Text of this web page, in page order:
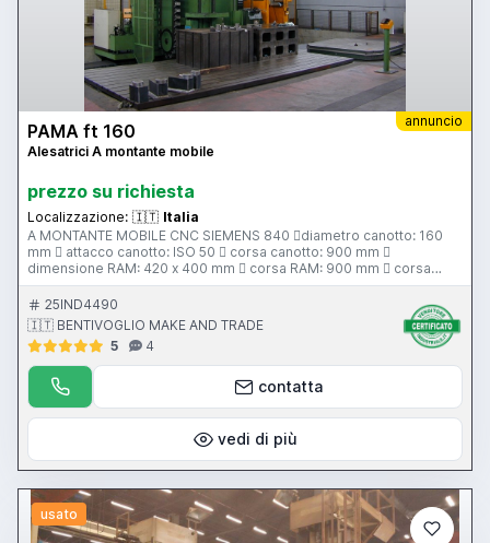
annuncio
PAMA ft 160
Alesatrici A montante mobile
prezzo su richiesta
Localizzazione: 🇮🇹 Italia
A MONTANTE MOBILE CNC SIEMENS 840 diametro canotto: 160
mm  attacco canotto: ISO 50  corsa canotto: 900 mm 
dimensione RAM: 420 x 400 mm  corsa RAM: 900 mm  corsa
longitudinale: 10000 mm  corsa verticale: 3600 mm  tipologia di
scorrimento: idrostatico  dimensioni piano tavola: 2500 x 2500
mm  corsa tavola: 2250 mm  angolo indexaggio tavola: continuo 
tavola idrostatica  portata tavola da verificare  dimensioni piano
di ancoraggio (STHOLLE): 6000 x 3000 mm  pulsantiera di
comando  testa a fresare  magazzino utensili 52 posti 
evacuatore trucioli  peso totale: 105.000 kg  potenza totale: 110
Kw
25IND4490
🇮🇹 BENTIVOGLIO MAKE AND TRADE
5
4
contatta
vedi di più
usato